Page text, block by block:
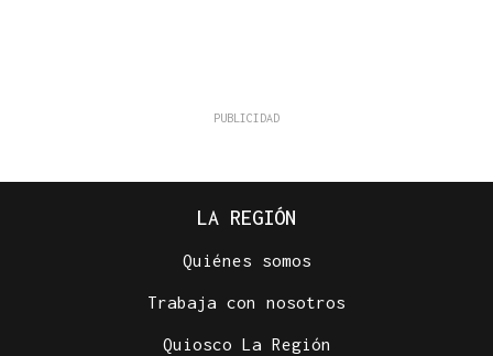
LA REGIÓN
Quiénes somos
Trabaja con nosotros
Quiosco La Región